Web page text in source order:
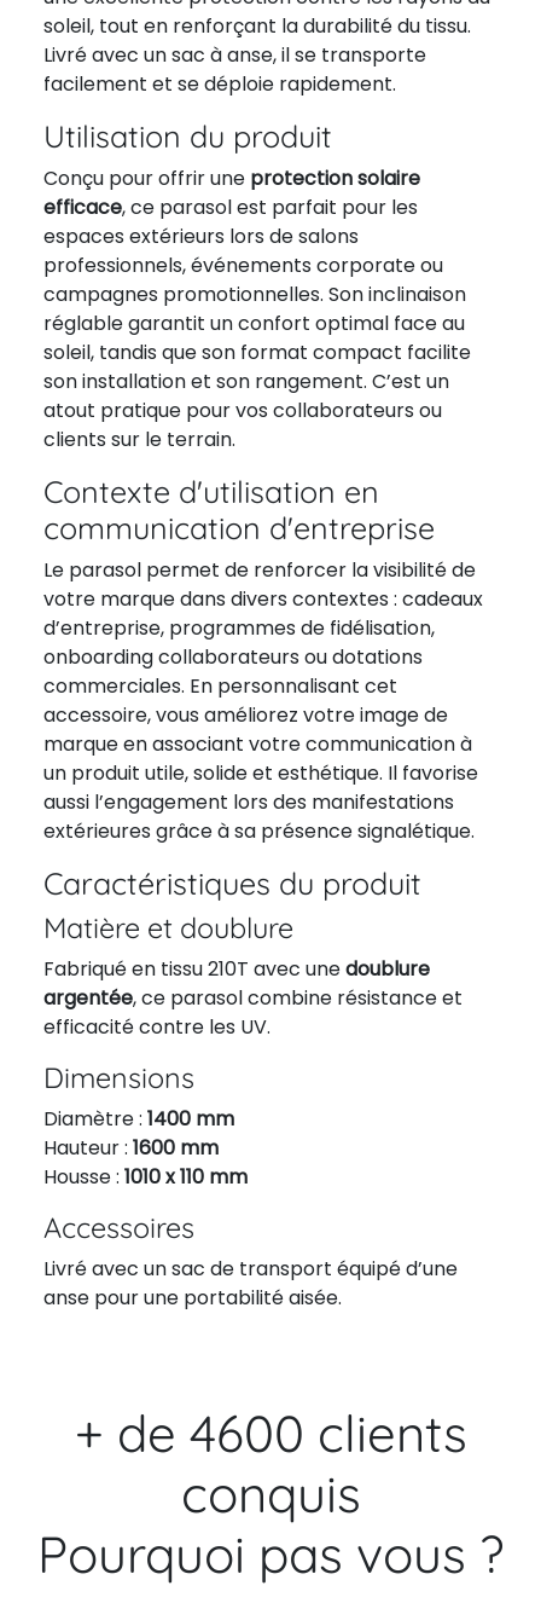
soleil, tout en renforçant la durabilité du tissu.
Livré avec un sac à anse, il se transporte
facilement et se déploie rapidement.
Utilisation du produit
Conçu pour offrir une protection solaire
efficace, ce parasol est parfait pour les
espaces extérieurs lors de salons
professionnels, événements corporate ou
campagnes promotionnelles. Son inclinaison
réglable garantit un confort optimal face au
soleil, tandis que son format compact facilite
son installation et son rangement. C’est un
atout pratique pour vos collaborateurs ou
clients sur le terrain.
Contexte d'utilisation en
communication d'entreprise
Le parasol permet de renforcer la visibilité de
votre marque dans divers contextes : cadeaux
d’entreprise, programmes de fidélisation,
onboarding collaborateurs ou dotations
commerciales. En personnalisant cet
accessoire, vous améliorez votre image de
marque en associant votre communication à
un produit utile, solide et esthétique. Il favorise
aussi l’engagement lors des manifestations
extérieures grâce à sa présence signalétique.
Caractéristiques du produit
Matière et doublure
Fabriqué en tissu 210T avec unedoublure
argentée, ce parasol combine résistance et
efficacité contre les UV.
Dimensions
Diamètre : 1400 mm
Hauteur : 1600 mm
Housse : 1010 x 110 mm
Accessoires
Livré avec un sac de transport équipé d’une
anse pour une portabilité aisée.
+ de 4600 clients
conquis
Pourquoi pas vous ?